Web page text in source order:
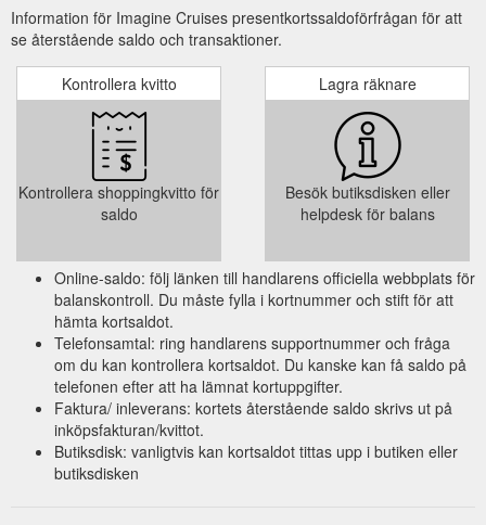
Information för Imagine Cruises presentkortssaldoförfrågan för att
se återstående saldo och transaktioner.
Kontrollera kvitto
Kontrollera shoppingkvitto för
saldo
Lagra räknare
Besök butiksdisken eller
helpdesk för balans
Online-saldo: följ länken till handlarens officiella webbplats för
balanskontroll. Du måste fylla i kortnummer och stift för att
hämta kortsaldot.
Telefonsamtal: ring handlarens supportnummer och fråga
om du kan kontrollera kortsaldot. Du kanske kan få saldo på
telefonen efter att ha lämnat kortuppgifter.
Faktura/ inleverans: kortets återstående saldo skrivs ut på
inköpsfakturan/kvittot.
Butiksdisk: vanligtvis kan kortsaldot tittas upp i butiken eller
butiksdisken